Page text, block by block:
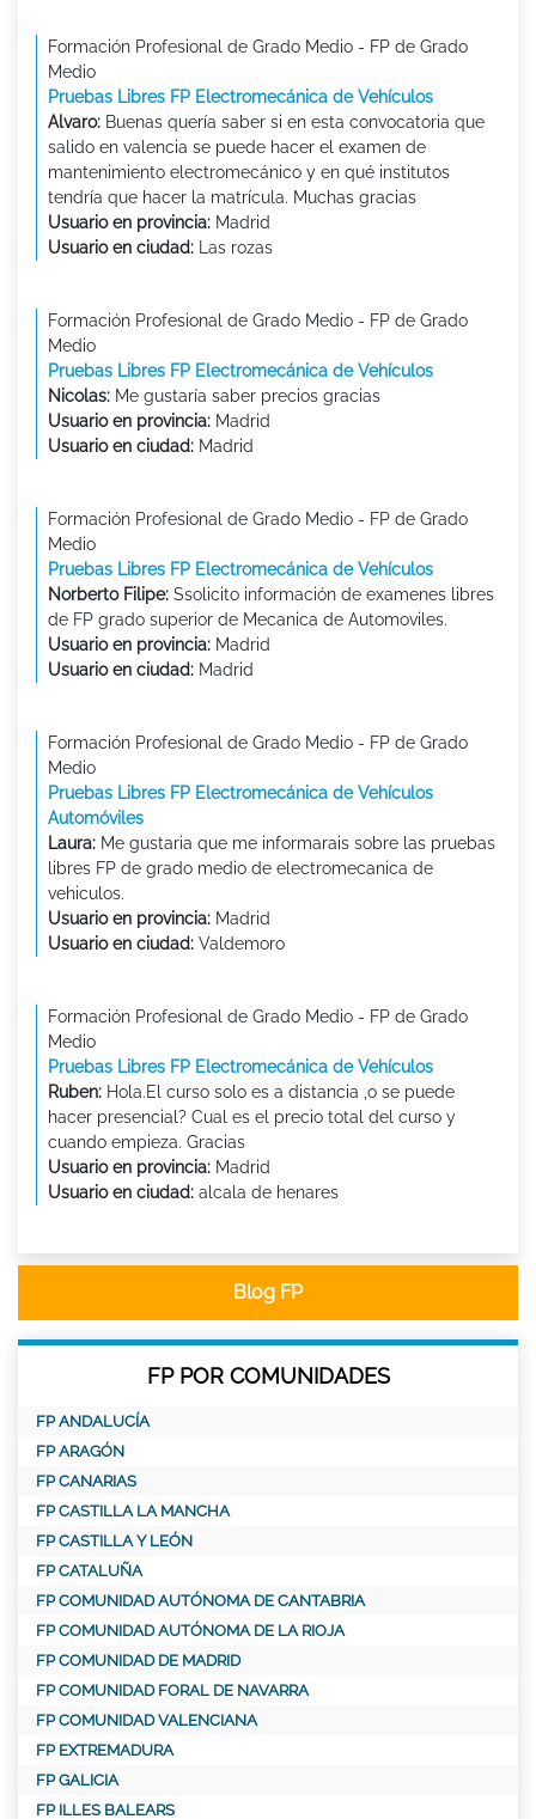
Formación Profesional de Grado Medio - FP de Grado
Medio
Pruebas Libres FP Electromecánica de Vehículos
Alvaro: Buenas quería saber si en esta convocatoria que
salido en valencia se puede hacer el examen de
mantenimiento electromecánico y en qué institutos
tendría que hacer la matrícula. Muchas gracias
Usuario en provincia: Madrid
Usuario en ciudad: Las rozas
Formación Profesional de Grado Medio - FP de Grado
Medio
Pruebas Libres FP Electromecánica de Vehículos
Nicolas: Me gustaría saber precios gracias
Usuario en provincia: Madrid
Usuario en ciudad: Madrid
Formación Profesional de Grado Medio - FP de Grado
Medio
Pruebas Libres FP Electromecánica de Vehículos
Norberto Filipe: Ssolicito información de examenes libres
de FP grado superior de Mecanica de Automoviles.
Usuario en provincia: Madrid
Usuario en ciudad: Madrid
Formación Profesional de Grado Medio - FP de Grado
Medio
Pruebas Libres FP Electromecánica de Vehículos
Automóviles
Laura: Me gustaria que me informarais sobre las pruebas
libres FP de grado medio de electromecanica de
vehiculos.
Usuario en provincia: Madrid
Usuario en ciudad: Valdemoro
Formación Profesional de Grado Medio - FP de Grado
Medio
Pruebas Libres FP Electromecánica de Vehículos
Ruben: Hola.El curso solo es a distancia ,o se puede
hacer presencial? Cual es el precio total del curso y
cuando empieza. Gracias
Usuario en provincia: Madrid
Usuario en ciudad: alcala de henares
Blog FP
FP POR COMUNIDADES
FP ANDALUCÍA
FP ARAGÓN
FP CANARIAS
FP CASTILLA LA MANCHA
FP CASTILLA Y LEÓN
FP CATALUÑA
FP COMUNIDAD AUTÓNOMA DE CANTABRIA
FP COMUNIDAD AUTÓNOMA DE LA RIOJA
FP COMUNIDAD DE MADRID
FP COMUNIDAD FORAL DE NAVARRA
FP COMUNIDAD VALENCIANA
FP EXTREMADURA
FP GALICIA
FP ILLES BALEARS